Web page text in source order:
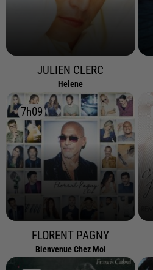
JULIEN CLERC
Helene
7h09
7h09
FLORENT PAGNY
Bienvenue Chez Moi